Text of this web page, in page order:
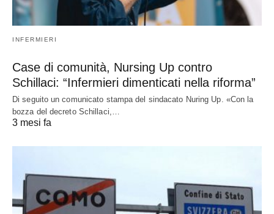
INFERMIERI
Case di comunità, Nursing Up contro
Schillaci: “Infermieri dimenticati nella riforma”
Di seguito un comunicato stampa del sindacato Nuring Up. «Con la
bozza del decreto Schillaci,…
3 mesi fa